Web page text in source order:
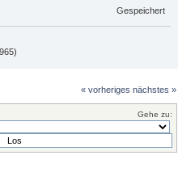
Gespeichert
« vorheriges nächstes »
Gehe zu: